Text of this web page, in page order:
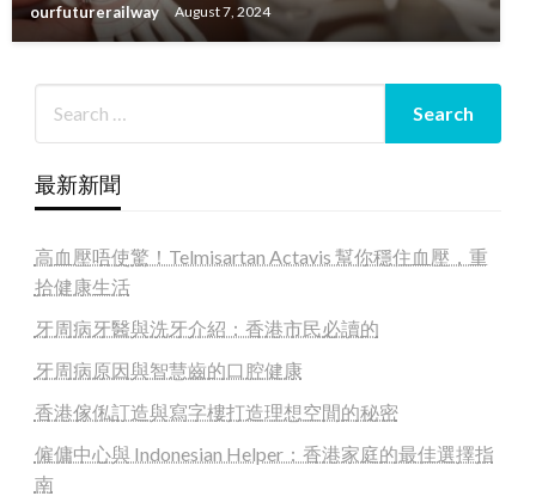
ourfuturerailway August 7, 2024
最新新聞
高血壓唔使驚！Telmisartan Actavis 幫你穩住血壓，重
拾健康生活
牙周病牙醫與洗牙介紹：香港市民必讀的
牙周病原因與智慧齒的口腔健康
香港傢俬訂造與寫字樓打造理想空間的秘密
僱傭中心與 Indonesian Helper：香港家庭的最佳選擇指
南